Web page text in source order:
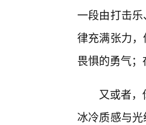
一段由打击
律充满张力
畏惧的勇气
又或者
冰冷质感与